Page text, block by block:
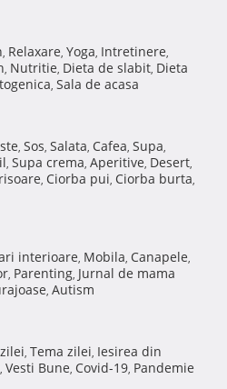
, Relaxare, Yoga, Intretinere,
, Nutritie, Dieta de slabit, Dieta
, Sala de acasa
, Sos, Salata, Cafea, Supa,
, Supa crema, Aperitive, Desert,
, Ciorba pui, Ciorba burta,
interioare, Mobila, Canapele,
, Parenting, Jurnal de mama
, Autism
, Tema zilei, Iesirea din
, Vesti Bune, Covid-19, Pandemie